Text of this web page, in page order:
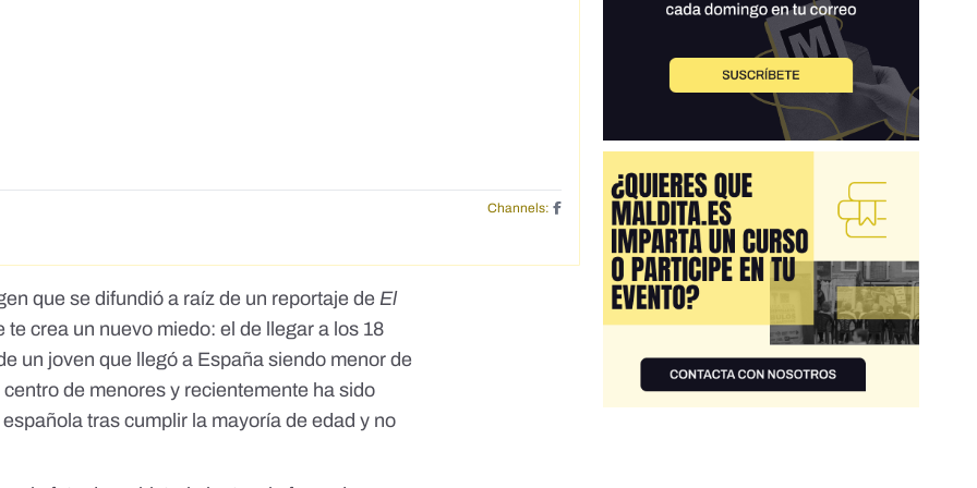
Channels:
que se difundió a raíz de un reportaje deEl
crea un nuevo miedo: el de llegar a los 18
un joven que llegó a España siendo menor de
de menores y recientemente ha sido
tras cumplir la mayoría de edad y no